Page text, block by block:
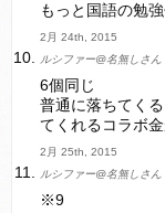
もっと国語の勉
2月 24th, 2015
ルシファー@名無しさん
6個同じ
普通に落ちてく
てくれるコラボ
2月 25th, 2015
ルシファー@名無しさん
※9